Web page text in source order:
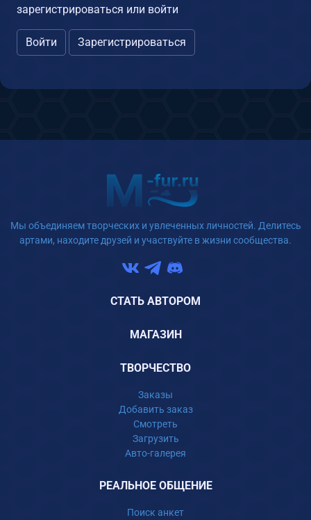
зарегистрироваться или войти
Войти Зарегистрироваться
Мы объединяем творческих и увлеченных личностей. Делитесь
артами, находите друзей и участвуйте в жизни сообщества.
СТАТЬ АВТОРОМ
МАГАЗИН
ТВОРЧЕСТВО
Заказы
Добавить заказ
Смотреть
Загрузить
Авто-галерея
РЕАЛЬНОЕ ОБЩЕНИЕ
Поиск анкет